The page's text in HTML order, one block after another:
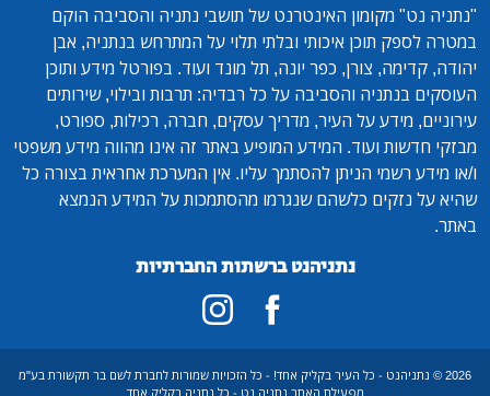
"נתניה נט" מקומון האינטרנט של תושבי נתניה והסביבה הוקם
במטרה לספק תוכן איכותי ובלתי תלוי על המתרחש בנתניה, אבן
יהודה, קדימה, צורן, כפר יונה, תל מונד ועוד. בפורטל מידע ותוכן
העוסקים בנתניה והסביבה על כל רבדיה: תרבות ובילוי, שירותים
עירוניים, מידע על העיר, מדריך עסקים, חברה, רכילות, ספורט,
מבזקי חדשות ועוד. המידע המופיע באתר זה אינו מהווה מידע משפטי
ו/או מידע רשמי הניתן להסתמך עליו. אין המערכת אחראית בצורה כל
שהיא על נזקים כלשהם שנגרמו מהסתמכות על המידע הנמצא
באתר.
נתניהנט ברשתות החברתיות
2026 © נתניהנט - כל העיר בקליק אחד! - כל הזכויות שמורות לחברת לשם בר תקשורת בע"מ
מפעילת האתר נתניה נט - כל נתניה בקליק אחד